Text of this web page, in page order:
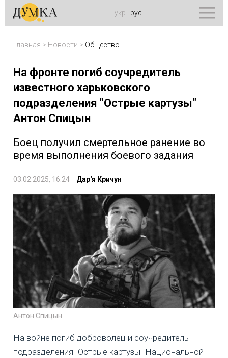
укр рус
Главная > Новости > Общество
На фронте погиб соучредитель
известного харьковского
подразделения "Острые картузы"
Антон Спицын
Боец получил смертельное ранение во
время выполнения боевого задания
03.02.2025, 16:24 Дар'я Кричун
Антон Спицын
На войне погиб доброволец и соучредитель
подразделения "Острые картузы" Национальной